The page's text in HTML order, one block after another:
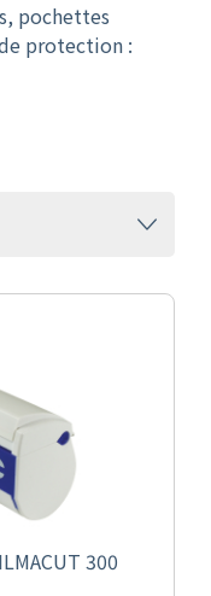
pochettes
protection :
300